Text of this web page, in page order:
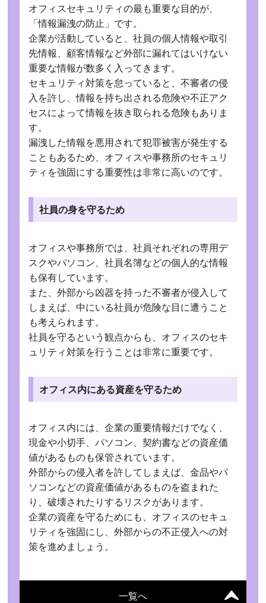
一覧へ
オフィスセキュリティの最も重要な目的が、
「情報漏洩の防止」です。
企業が活動していると、社員の個人情報や取引
先情報、顧客情報など外部に漏れてはいけない
重要な情報が数多く入ってきます。
セキュリティ対策を怠っていると、不審者の侵
入を許し、情報を持ち出される危険や不正アク
セスによって情報を抜き取られる危険もありま
す。
漏洩した情報を悪用されて犯罪被害が発生する
こともあるため、オフィスや事務所のセキュリ
ティを強固にする重要性は非常に高いのです。
社員の身を守るため
オフィスや事務所では、社員それぞれの専用デ
スクやパソコン、社員名簿などの個人的な情報
も保有しています。
また、外部から凶器を持った不審者が侵入して
しまえば、中にいる社員が危険な目に遭うこと
も考えられます。
社員を守るという観点からも、オフィスのセキ
ュリティ対策を行うことは非常に重要です。
オフィス内にある資産を守るため
オフィス内には、企業の重要情報だけでなく、
現金や小切手、パソコン、契約書などの資産価
値があるものも保管されています。
外部からの侵入者を許してしまえば、金品やパ
ソコンなどの資産価値があるものを盗まれた
り、破壊されたりするリスクがあります。
企業の資産を守るためにも、オフィスのセキュ
リティを強固にし、外部からの不正侵入への対
策を進めましょう。